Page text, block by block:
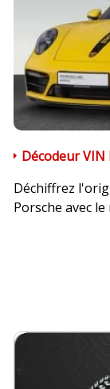
Décodeur VIN
Déchiffrez
Porsche avec le